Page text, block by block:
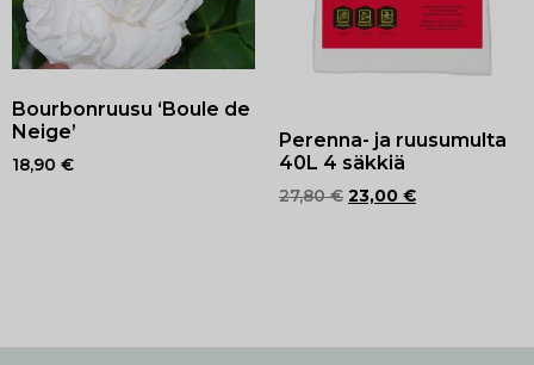
Bourbonruusu ‘Boule de
Neige’
18,90 €
Perenna- ja ruusumulta
40L 4 säkkiä
27,80€ 23,00 €